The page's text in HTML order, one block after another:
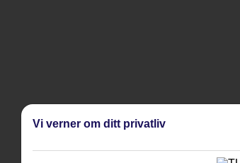
Vi verner om ditt privatliv